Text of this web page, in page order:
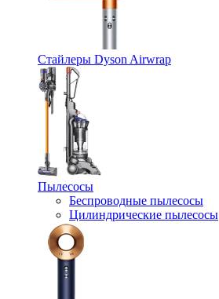
Стайлеры Dyson Airwrap
Пылесосы
Беспроводные пылесосы
Цилиндрические пылесосы